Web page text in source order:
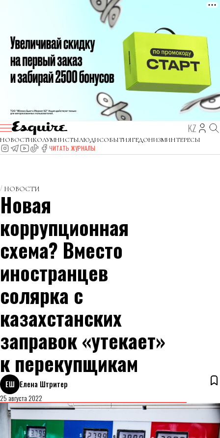
KZ
НОВОСТИКОЛУМНИСТЫЛЮДИСОБЫТИЯГЕДОНИЗМИНТЕРЕСЫ
ЧИТАТЬ ЖУРНАЛЫ
НОВОСТИ
Новая
коррупционная
схема? Вместо
иностранцев
солярка с
казахстанских
заправок «утекает»
к перекупщикам
ЕШ Елена Штритер
25 августа 2022